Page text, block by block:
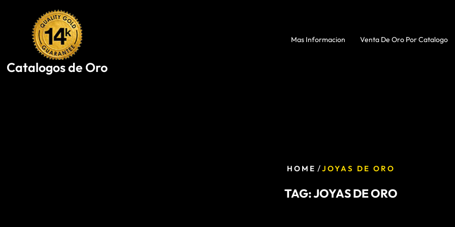
Catalogos de Oro
Mas Informacion Venta De Oro Por Catalogo
HOME /JOYAS DE ORO
TAG:JOYAS DE ORO